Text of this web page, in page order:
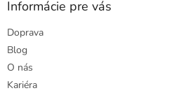
Informácie pre vás
Doprava
Blog
O nás
Kariéra